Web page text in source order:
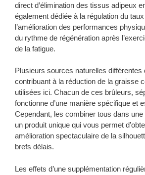
direct d’élimination des tissus adipeux
également dédiée à la régulation du
l’amélioration des performances
du rythme de régénération après
de la fatigue.
Plusieurs sources naturelles différentes
contribuant à la réduction de la graisse
utilisées ici. Chacun de ces brûleurs,
fonctionne d’une manière spécifique et
Cependant, les combiner tous dans
un produit unique qui vous permet
amélioration spectaculaire de la
brefs délais.
Les effets d’une supplémentation